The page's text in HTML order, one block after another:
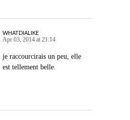
WHATDIALIKE
Apr 03, 2014 at 21:14
je raccourcirais un peu, elle
est tellement belle.